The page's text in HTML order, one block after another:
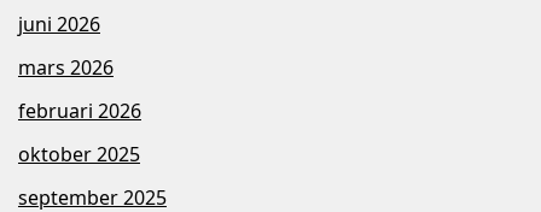
juni 2026
mars 2026
februari 2026
oktober 2025
september 2025